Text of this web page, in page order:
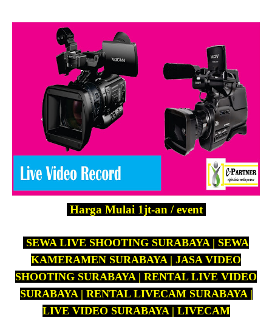
Harga Mulai 1jt-an / event
SEWA LIVE SHOOTING SURABAYA | SEWA
KAMERAMEN SURABAYA | JASA VIDEO
SHOOTING SURABAYA | RENTAL LIVE VIDEO
SURABAYA | RENTAL LIVECAM SURABAYA |
LIVE VIDEO SURABAYA | LIVECAM